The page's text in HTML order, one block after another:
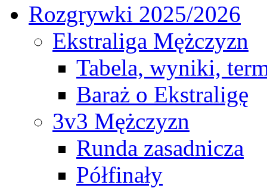
Rozgrywki 2025/2026
Ekstraliga Mężczyzn
Tabela, wyniki,
Baraż o Ekstraligę
3v3 Mężczyzn
Runda zasadnicza
Półfinały